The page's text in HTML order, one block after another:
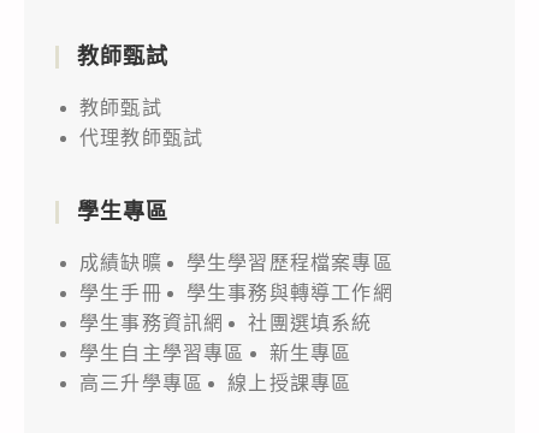
教師甄試
教師甄試
代理教師甄試
學生專區
成績缺曠
學生學習歷程檔案專區
學生手冊
學生事務與轉導工作網
學生事務資訊網
社團選填系統
學生自主學習專區
新生專區
高三升學專區
線上授課專區